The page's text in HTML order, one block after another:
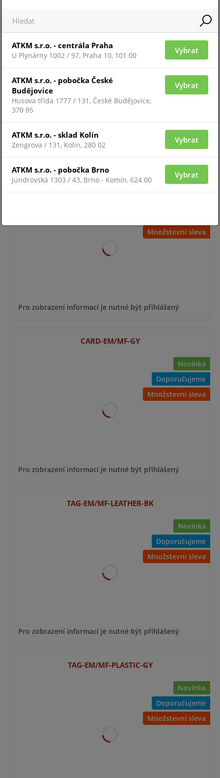
Novinka
Doporučujeme
Množstevní sleva
Pro zobrazení informací je nutné být přihlášený
Množstevní sleva
TAG-EM/MF-PLASTIC-YL
Pro zobrazení informací je nutné být přihlášený
Novinka
Doporučujeme
Množstevní sleva
CARD-EM/MF-GY
Pro zobrazení informací je nutné být přihlášený
Novinka
Doporučujeme
Množstevní sleva
TAG-EM/MF-LEATHER-BK
Pro zobrazení informací je nutné být přihlášený
Novinka
Doporučujeme
Množstevní sleva
TAG-EM/MF-PLASTIC-GY
ATKM s.r.o. - centrála Praha
U Plynárny 1002 / 97, Praha 10, 101 00
Vybrat
ATKM s.r.o. - pobočka České
Budějovice
Husova třída 1777 / 131, České Budějovice,
370 05
Vybrat
ATKM s.r.o. - sklad Kolín
Zengrova / 131, Kolín, 280 02
Vybrat
ATKM s.r.o. - pobočka Brno
Jundrovská 1303 / 43, Brno - Komín, 624 00
Vybrat